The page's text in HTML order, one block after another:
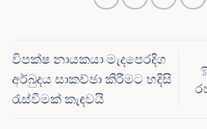
විපක්ෂ නායකයා මැදපෙරදිග
අර්බුදය සාකච්ඡා කිරීමට හදිසි
රැස්වීමක් කැඳවයි